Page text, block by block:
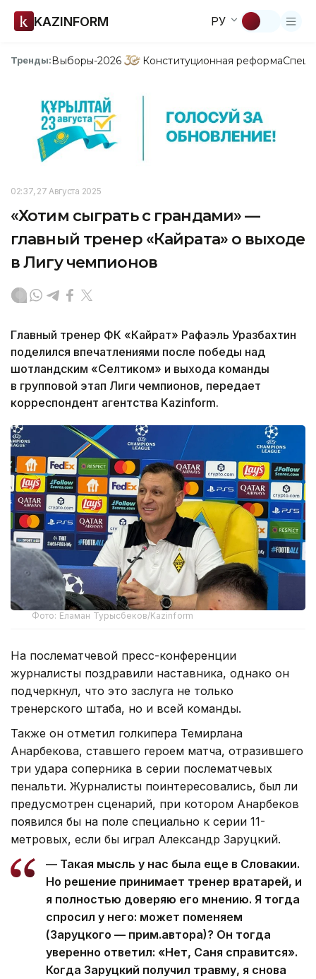
KAZINFORM РУ
Тренды:Выборы-2026 Конституционная реформа
02:37, 27 Августа 2025
«Хотим сыграть с грандами» —
главный тренер «Кайрата» о выходе
в Лигу чемпионов
Главный тренер ФК «Кайрат» Рафаэль Уразбахтин
поделился впечатлениями после победы над
шотландским «Селтиком» и выхода команды
в групповой этап Лиги чемпионов, передает
корреспондент агентства Kazinform.
Фото: Еламан Турысбеков/Kazinform
На послематчевой пресс-конференции
журналисты поздравили наставника, однако он
подчеркнул, что это заслуга не только
тренерского штаба, но и всей команды.
Также он отметил голкипера Темирлана
Анарбекова, ставшего героем матча, отразившего
три удара соперника в серии послематчевых
пенальти. Журналисты поинтересовались, был ли
предусмотрен сценарий, при котором Анарбеков
появился бы на поле специально к серии 11-
метровых, если бы играл Александр Заруцкий.
— Такая мысль у нас была еще в Словакии.
Но решение принимает тренер вратарей, и
я полностью доверяю его мнению. Я тогда
спросил у него: может поменяем
(Заруцкого — прим.автора)? Он тогда
уверенно ответил: «Нет, Саня справится».
Когда Заруцкий получил травму, я снова